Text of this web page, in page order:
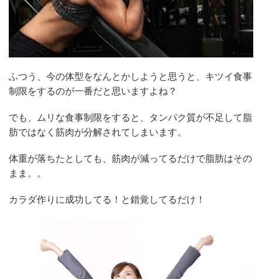
ふつう、今の体型をなんとかしようと思うと、キツイ食事
制限をするのが一番だと思いますよね？
でも、ムリな食事制限をすると、タンパク質が不足して脂
肪ではなく筋肉が分解されてしまいます。
体重が落ちたとしても、筋肉が減ってるだけで脂肪はその
まま。。
カラダ作りに成功してる！と錯覚してるだけ！